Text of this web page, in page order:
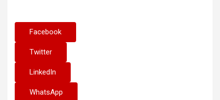
Facebook
Twitter
LinkedIn
WhatsApp